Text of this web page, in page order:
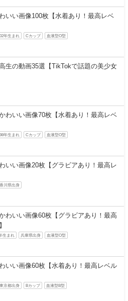
いい画像100枚【水着あり！最高レベ
年生まれ Cカップ 血液型O型
生の動画35選【TikTokで話題の美少女
わいい画像70枚【水着あり！最高レベ
年生まれ Cカップ 血液型O型
いい画像20枚【グラビアあり！最高レ
香川県出身
わいい画像60枚【グラビアあり！最高
生まれ 兵庫県出身 血液型O型
いい画像60枚【水着あり！最高レベル
東京都出身 Bカップ 血液型B型